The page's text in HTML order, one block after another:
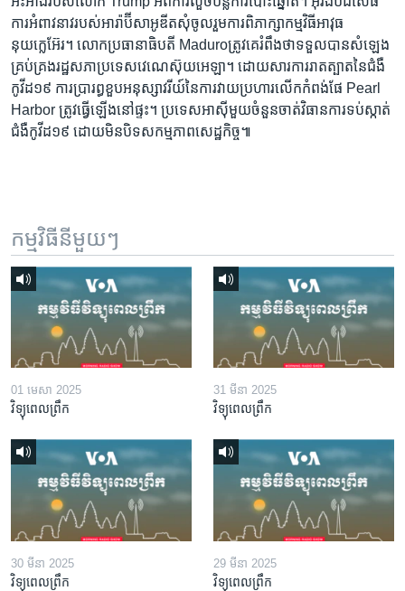
ការ​អំពាវ​នាវ​​របស់​​អារ៉ាប៊ីសាអូឌីត​សុំ​ចូលរួម​ការពិភាក្សា​កម្មវិធី​អាវុធ​
នុយក្លេអ៊ែរ។ លោក​ប្រធានាធិបតី Maduroត្រូវ​គេ​រំពឹង​ថា​​ទទួល​បាន​សំឡេង​​​​
គ្រប់​គ្រង​រដ្ឋ​សភា​​​ប្រទេស​វេណេស៊ុយ​អេឡា។ ដោយ​សារ​ការ​រាតត្បាត​នៃ​ជំងឺ​
កូវីដ​១៩​ ការ​ប្រារព្ធ​ខួប​អនុស្សាវរីយ៍​​នៃ​ការ​វាយ​ប្រហារ​លើក​កំពង់​ផែ Pearl
Harbor ត្រូវ​ធ្វើ​ឡើង​នៅ​​​ផ្ទះ។ ប្រទេស​អាស៊ី​មួយ​ចំនួន​​ចាត់​វិធានការ​ទប់ស្កាត់​
ជំងឺ​កូវីដ​១៩​ ​ដោយ​មិន​បិទ​សកម្មភាព​សេដ្ឋកិច្ច៕
កម្មវិធី​នីមួយៗ
01 មេសា 2025
វិទ្យុពេលព្រឹក
31 មីនា 2025
វិទ្យុពេលព្រឹក
30 មីនា 2025
វិទ្យុពេលព្រឹក
29 មីនា 2025
វិទ្យុពេលព្រឹក